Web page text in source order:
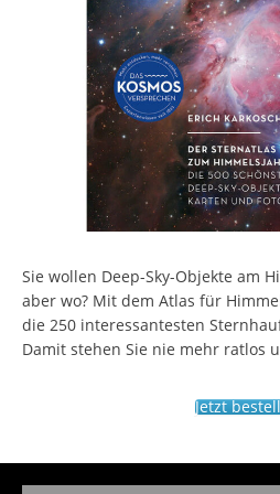
Sie wollen Deep-Sky-Objekte am
aber wo? Mit dem Atlas für
die 250 interessantesten
Damit stehen Sie nie mehr ratlos
Jetzt